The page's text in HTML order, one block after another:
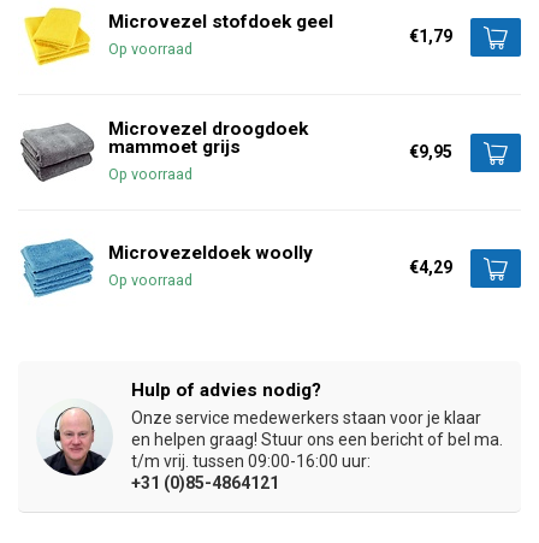
Microvezel stofdoek geel
Op voorraad
€1,79
Microvezel droogdoek
mammoet grijs
Op voorraad
€9,95
Microvezeldoek woolly
Op voorraad
€4,29
Hulp of advies nodig?
Onze service medewerkers staan voor je klaar
en helpen graag! Stuur ons een bericht of bel ma.
t/m vrij. tussen 09:00-16:00 uur:
+31 (0)85-4864121